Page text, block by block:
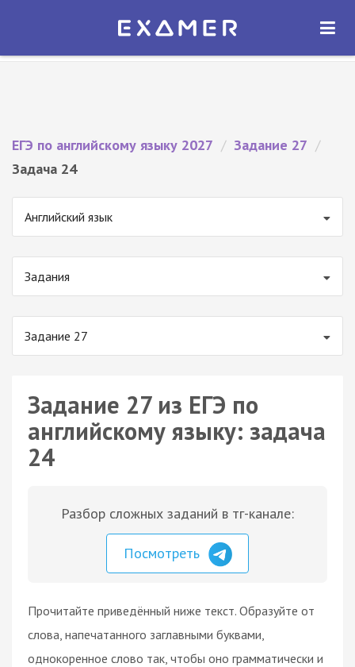
Экзамер — ЕГЭ 2027
ОТКРЫТЬ
ЕГЭ по английскому языку 2027 / Задание 27 /
Задача 24
Английский язык
Задания
Задание 27
Задание 27 из ЕГЭ по
английскому языку: задача
24
Разбор сложных заданий в тг-канале:
Посмотреть
Прочитайте приведённый ниже текст. Образуйте от
слова, напечатанного заглавными буквами,
однокоренное слово так, чтобы оно грамматически и